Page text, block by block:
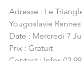
Adresse : Le
Yougoslavie Rennes
Date : Mercredi 7
Prix : Gratuit